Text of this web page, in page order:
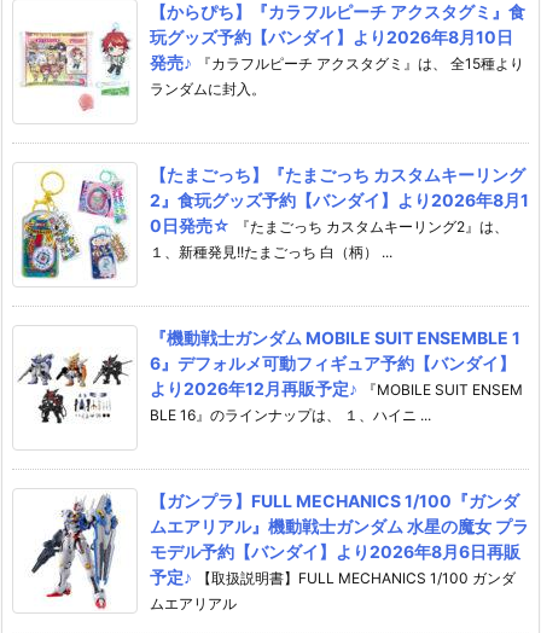
【からぴち】『カラフルピーチ アクスタグミ』食
玩グッズ予約【バンダイ】より2026年8月10日
発売♪
『カラフルピーチ アクスタグミ』は、 全15種より
ランダムに封入。
【たまごっち】『たまごっち カスタムキーリング
2』食玩グッズ予約【バンダイ】より2026年8月1
0日発売☆
『たまごっち カスタムキーリング2』は、
１、新種発見!!たまごっち 白（柄） ...
『機動戦士ガンダム MOBILE SUIT ENSEMBLE 1
6』デフォルメ可動フィギュア予約【バンダイ】
より2026年12月再販予定♪
『MOBILE SUIT ENSEM
BLE 16』のラインナップは、 １、ハイニ ...
【ガンプラ】FULL MECHANICS 1/100『ガンダ
ムエアリアル』機動戦士ガンダム 水星の魔女 プラ
モデル予約【バンダイ】より2026年8月6日再販
予定♪
【取扱説明書】FULL MECHANICS 1/100 ガンダ
ムエアリアル